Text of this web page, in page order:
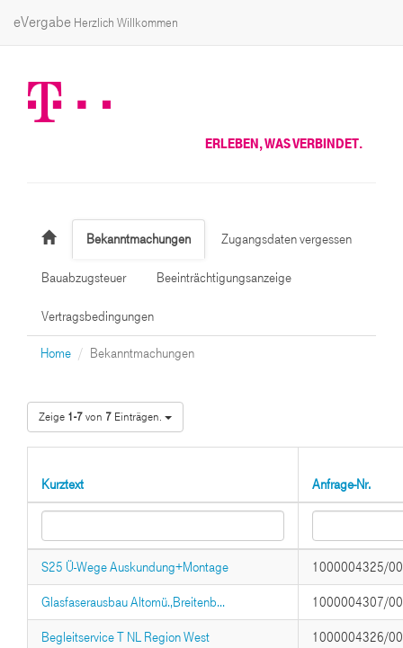
eVergabe Herzlich Willkommen
ERLEBEN, WAS VERBINDET.
Bekanntmachungen Zugangsdaten vergessen
Bauabzugsteuer Beeinträchtigungsanzeige
Vertragsbedingungen
Home Bekanntmachungen
Zeige 1-7von 7 Einträgen.
Kurztext Anfrage-Nr.
S25 Ü-Wege Auskundung+Montage 1000004325/
Glasfaserausbau Altomü.,Breitenb... 1000004307/
Begleitservice T NL Region West
1000004326/